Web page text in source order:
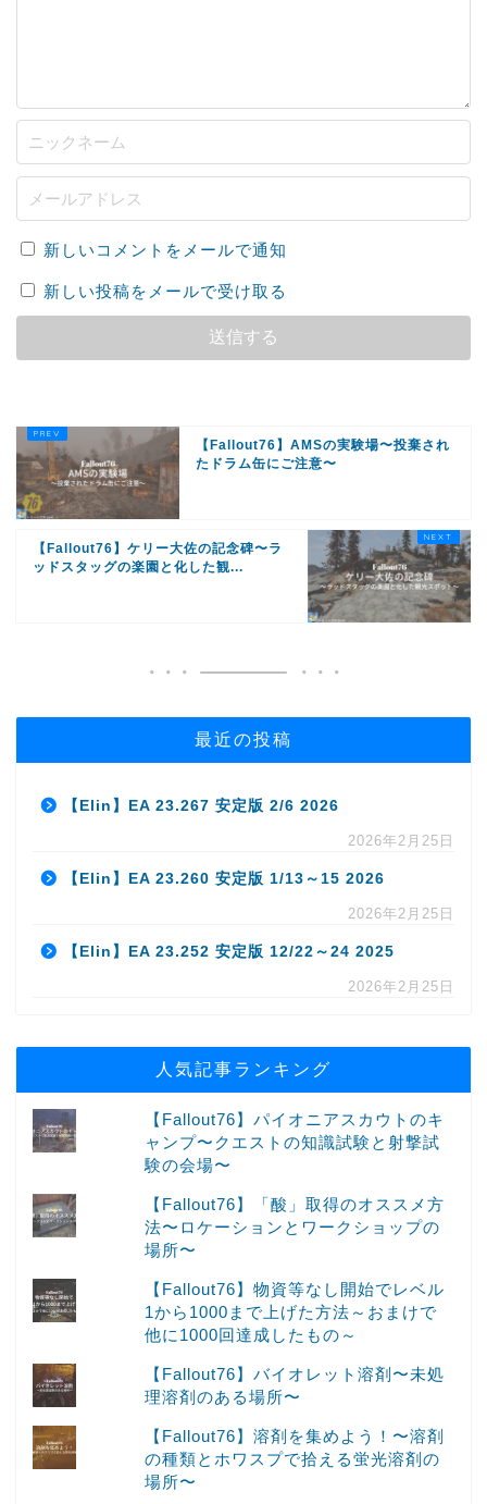
新しいコメントをメールで通知
新しい投稿をメールで受け取る
【Fallout76】AMSの実験場〜投棄され
たドラム缶にご注意〜
【Fallout76】ケリー大佐の記念碑〜ラ
ッドスタッグの楽園と化した観...
最近の投稿
【Elin】EA 23.267 安定版 2/6 2026
2026年2月25日
【Elin】EA 23.260 安定版 1/13～15 2026
2026年2月25日
【Elin】EA 23.252 安定版 12/22～24 2025
2026年2月25日
人気記事ランキング
【Fallout76】パイオニアスカウトのキ
ャンプ〜クエストの知識試験と射撃試
験の会場〜
【Fallout76】「酸」取得のオススメ方
法〜ロケーションとワークショップの
場所〜
【Fallout76】物資等なし開始でレベル
1から1000まで上げた方法～おまけで
他に1000回達成したもの～
【Fallout76】バイオレット溶剤〜未処
理溶剤のある場所〜
【Fallout76】溶剤を集めよう！〜溶剤
の種類とホワスプで拾える蛍光溶剤の
場所〜